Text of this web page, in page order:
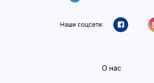
Наши соцсети:
О нас